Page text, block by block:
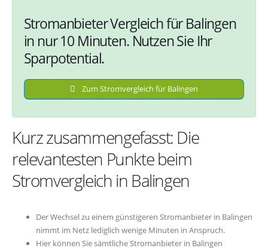
Stromanbieter Vergleich für Balingen
in nur 10 Minuten. Nutzen Sie Ihr
Sparpotential.
Zum Stromvergleich für Balingen
Kurz zusammengefasst: Die
relevantesten Punkte beim
Stromvergleich in Balingen
Der Wechsel zu einem günstigeren Stromanbieter in Balingen
nimmt im Netz lediglich wenige Minuten in Anspruch.
Hier können Sie sämtliche Stromanbieter in Balingen